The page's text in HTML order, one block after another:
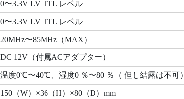
0〜3.3V LV TTL レベル
0〜3.3V LV TTL レベル
20MHz〜85MHz（MAX）
DC 12V（付属ACアダプター）
温度0℃〜40℃、湿度0 ％〜80 ％（ 但し結露は不可）
150（W）×36（H）×80（D）mm